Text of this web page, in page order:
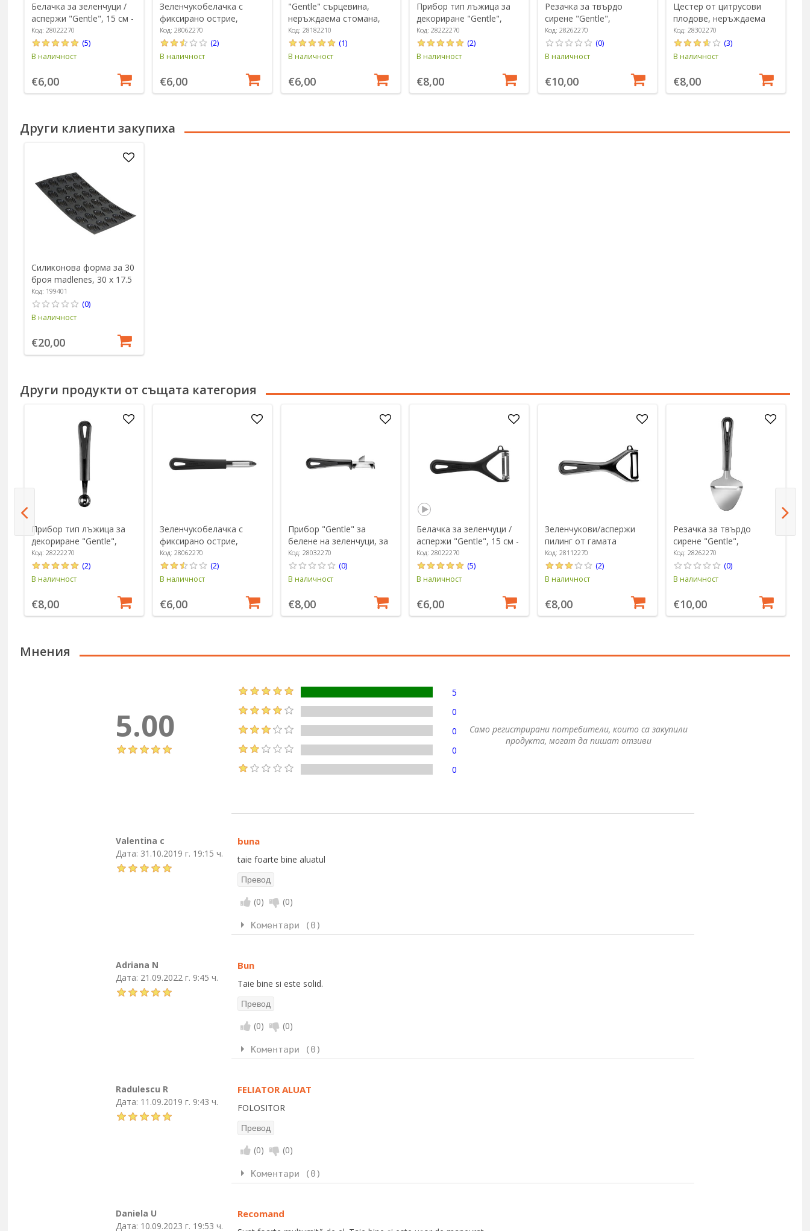
Белачка за зеленчуци /
аспержи "Gentle", 15 см -
Westmark
Код: 28022270
(5)
В наличност
€6,00
Зеленчукобелачка с
фиксирано острие,
инокс, 18,5 см, гама
"Gentle" - Westmark
Код: 28062270
(2)
В наличност
€6,00
"Gentle" сърцевина,
неръждаема стомана,
19,8 см - Westmark
Код: 28182210
(1)
В наличност
€6,00
Прибор тип лъжица за
декориране "Gentle",
неръждаема стомана, 26
мм - Westmark
Код: 28222270
(2)
В наличност
€8,00
Резачка за твърдо
сирене "Gentle",
неръждаема стомана, 21
см - Westmark
Код: 28262270
(0)
В наличност
€10,00
Цестер от цитрусови
плодове, неръждаема
стомана, 16,5 см,
"Gentle" - Westmark
Код: 28302270
(3)
В наличност
€8,00
Други клиенти закупиха
Силиконова форма за 30
броя madlenes, 30 x 17.5
cm - марка "de Buyer"
Код: 199401
(0)
В наличност
€20,00
Други продукти от същата категория
Прибор тип лъжица за
декориране "Gentle",
неръждаема стомана, 26
мм - Westmark
Код: 28222270
(2)
В наличност
€8,00
Зеленчукобелачка с
фиксирано острие,
инокс, 18,5 см, гама
"Gentle" - Westmark
Код: 28062270
(2)
В наличност
€6,00
Прибор "Gentle" за
белене на зеленчуци, за
левичари, 16,5 см -
Westmark
Код: 28032270
(0)
В наличност
€8,00
Белачка за зеленчуци /
аспержи "Gentle", 15 см -
Westmark
Код: 28022270
(5)
В наличност
€6,00
Зеленчукови/аспержи
пилинг от гамата
"Gentle", 15 см -
Westmark
Код: 28112270
(2)
В наличност
€8,00
Резачка за твърдо
сирене "Gentle",
неръждаема стомана, 21
см - Westmark
Код: 28262270
(0)
В наличност
€10,00
Мнения
5.00
5
0
0
0
0
Само регистрирани потребители, които са закупили
продукта, могат да пишат отзиви
Valentina c
Дата: 31.10.2019 г. 19:15 ч.
buna
taie foarte bine aluatul
(0) (0)
Коментари (0)
Adriana N
Дата: 21.09.2022 г. 9:45 ч.
Bun
Taie bine si este solid.
(0) (0)
Коментари (0)
Radulescu R
Дата: 11.09.2019 г. 9:43 ч.
FELIATOR ALUAT
FOLOSITOR
(0) (0)
Коментари (0)
Daniela U
Дата: 10.09.2023 г. 19:53 ч.
Recomand